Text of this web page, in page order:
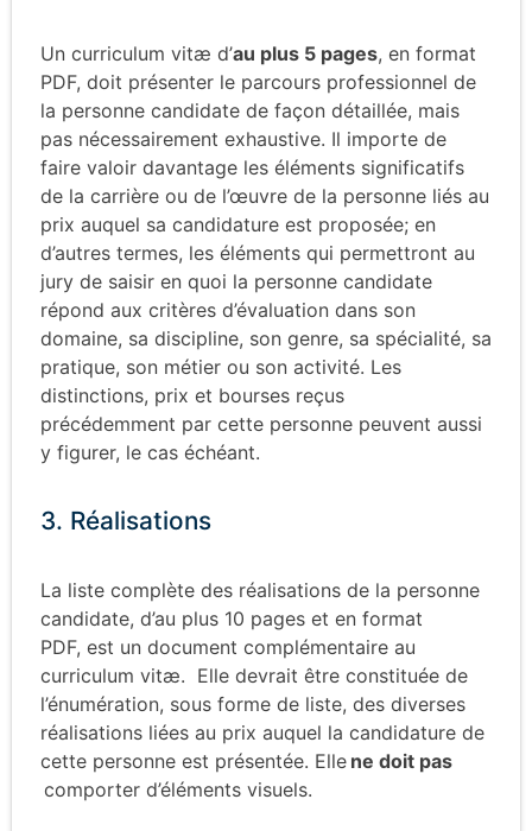
Un curriculum vitæ d’au plus 5 pages, en format
PDF, doit présenter le parcours professionnel de
la personne candidate de façon détaillée, mais
pas nécessairement exhaustive. Il importe de
faire valoir davantage les éléments significatifs
de la carrière ou de l’œuvre de la personne liés au
prix auquel sa candidature est proposée; en
d’autres termes, les éléments qui permettront au
jury de saisir en quoi la personne candidate
répond aux critères d’évaluation dans son
domaine, sa discipline, son genre, sa spécialité, sa
pratique, son métier ou son activité. Les
distinctions, prix et bourses reçus
précédemment par cette personne peuvent aussi
y figurer, le cas échéant.
3. Réalisations
La liste complète des réalisations de la personne
candidate, d’au plus 10 pages et en format
PDF, est un document complémentaire au
curriculum vitæ. Elle devrait être constituée de
l’énumération, sous forme de liste, des diverses
réalisations liées au prix auquel la candidature de
cette personne est présentée. Elle ne doit pas
comporter d’éléments visuels.